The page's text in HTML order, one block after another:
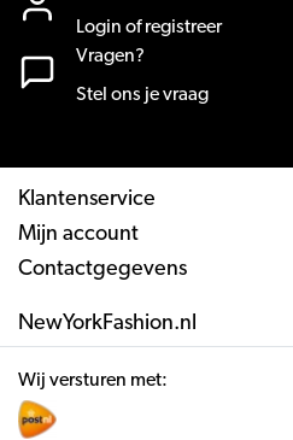
Login of registreer
Vragen?
Stel ons je vraag
Klantenservice
Mijn account
Contactgegevens
NewYorkFashion.nl
Wij versturen met: